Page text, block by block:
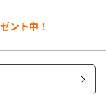
ント中！